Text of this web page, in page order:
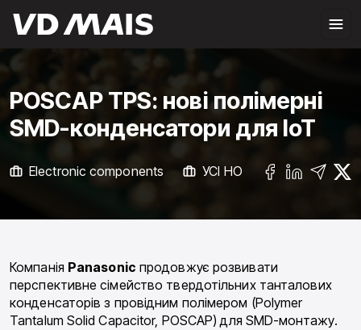
POSCAP TPS: нові полімерні
SMD-конденсатори для IoT
Electronic components УСІ НОВИНИ
Компанія Panasonic продовжує розвивати
перспективне сімейство твердотільних танталових
конденсаторів з провідним полімером (Polymer
Tantalum Solid Capacitor, POSCAP) для SMD-монтажу.